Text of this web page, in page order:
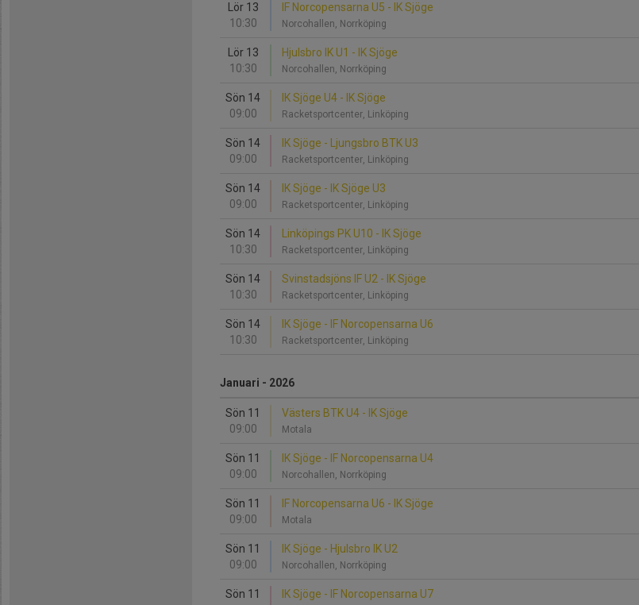
Lör 13
10:30
IF Norcopensarna U5 - IK Sjöge
Norcohallen, Norrköping
Lör 13
10:30
Hjulsbro IK U1 - IK Sjöge
Norcohallen, Norrköping
Sön 14
09:00
IK Sjöge U4 - IK Sjöge
Racketsportcenter, Linköping
Sön 14
09:00
IK Sjöge - Ljungsbro BTK U3
Racketsportcenter, Linköping
Sön 14
09:00
IK Sjöge - IK Sjöge U3
Racketsportcenter, Linköping
Sön 14
10:30
Linköpings PK U10 - IK Sjöge
Racketsportcenter, Linköping
Sön 14
10:30
Svinstadsjöns IF U2 - IK Sjöge
Racketsportcenter, Linköping
Sön 14
10:30
IK Sjöge - IF Norcopensarna U6
Racketsportcenter, Linköping
Januari - 2026
Sön 11
09:00
Västers BTK U4 - IK Sjöge
Motala
Sön 11
09:00
IK Sjöge - IF Norcopensarna U4
Norcohallen, Norrköping
Sön 11
09:00
IF Norcopensarna U6 - IK Sjöge
Motala
Sön 11
09:00
IK Sjöge - Hjulsbro IK U2
Norcohallen, Norrköping
Sön 11
IK Sjöge - IF Norcopensarna U7